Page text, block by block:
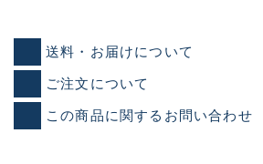
送料・お届けについて
ご注文について
この商品に関するお問い合わせ